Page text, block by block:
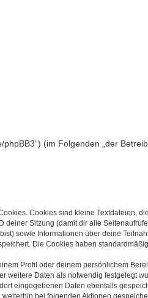
(im Folgenden „der
Cookies sind kleine Textdateien,
Sitzung (damit dir alle
sowie Informationen über deine
Die Cookies haben
Profil oder deinem persönlichem
Daten als notwendig festgelegt
eingegebenen Daten ebenfalls
bei folgenden Aktionen